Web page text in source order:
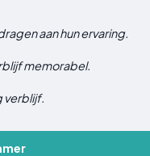
aan hun ervaring.
memorabel.
verblijf.